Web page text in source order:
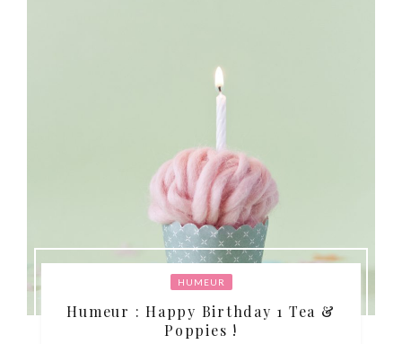
HUMEUR
Humeur : Happy Birthday 1 Tea &
Poppies !